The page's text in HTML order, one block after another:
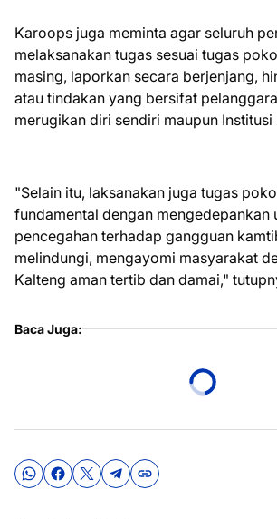
Karoops juga meminta agar seluruh
melaksanakan tugas sesuai tugas
masing, laporkan secara berjenjang,
atau tindakan yang bersifat
merugikan diri sendiri maupun Institusi
"Selain itu, laksanakan juga tugas
fundamental dengan mengedepankan
pencegahan terhadap gangguan
melindungi, mengayomi masyarakat
Kalteng aman tertib dan damai,"
Baca Juga: